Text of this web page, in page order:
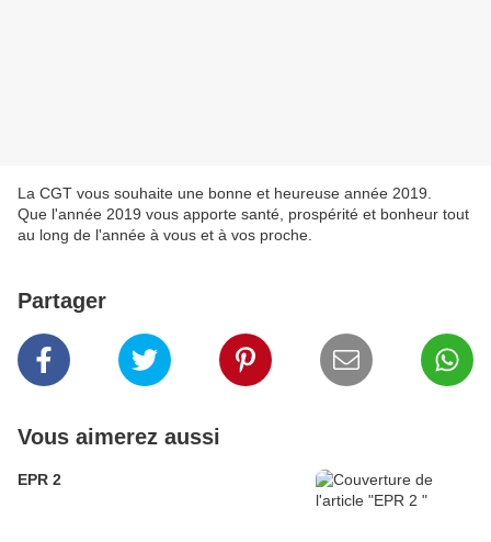
La CGT vous souhaite une bonne et heureuse année 2019.
Que l'année 2019 vous apporte santé, prospérité et bonheur tout
au long de l'année à vous et à vos proche.
Partager
Vous aimerez aussi
EPR 2